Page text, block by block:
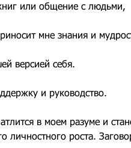
или общение с людьми,
мне знания и
версией себя.
и руководство.
личностного роста.